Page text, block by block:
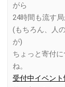
がら
24時間も流す局
(もちろん、人
が)
ちょっと寄付
ね。
受付中イベン